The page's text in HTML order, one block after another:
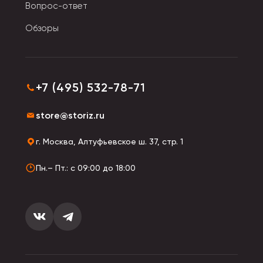
держит, начинает растекаться. Поддается резке
Вопрос-ответ
Обзоры
+7 (495) 532-78-71
store@storiz.ru
г. Москва, Алтуфьевское ш. 37, стр. 1
Пн.– Пт.: с 09:00 до 18:00